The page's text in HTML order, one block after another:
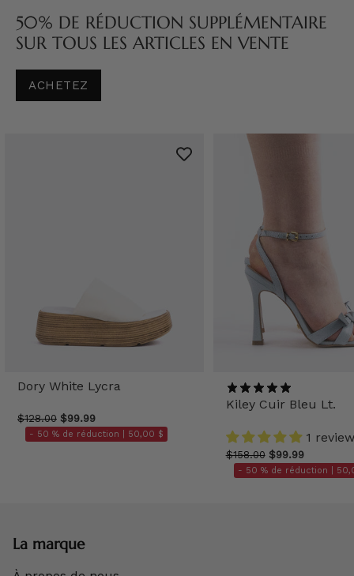
50% DE RÉDUCTION SUPPLÉMENTAIRE
SUR TOUS LES ARTICLES EN VENTE
ACHETEZ
Dory White Lycra
$128.00 $99.99
- 50 % de réduction | 50,00 $
Kiley Cuir Bleu Lt.
1 review
$158.00 $99.99
- 50 % de réduction |
La marque